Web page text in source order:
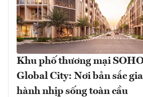
Khu phố thương mại
Global City: Nơi bản sắc
hành nhịp sống toàn cầu